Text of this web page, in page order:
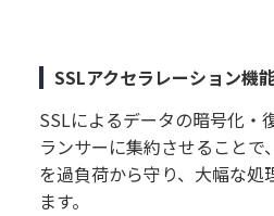
SSLアクセラレーション機
SSLによるデータの暗号化・
ランサーに集約させることで
を過負荷から守り、大幅な処
ます。